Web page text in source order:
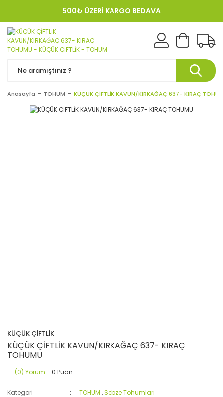
500₺ ÜZERİ KARGO BEDAVA
Anasayfa TOHUM KÜÇÜK ÇİFTLİK KAVUN/KIRKAĞAÇ 637- KIRAÇ
KÜÇÜK ÇİFTLİK
KÜÇÜK ÇİFTLİK KAVUN/KIRKAĞAÇ 637- KIRAÇ
TOHUMU
(0) Yorum - 0 Puan
Kategori TOHUM ,Sebze Tohumları